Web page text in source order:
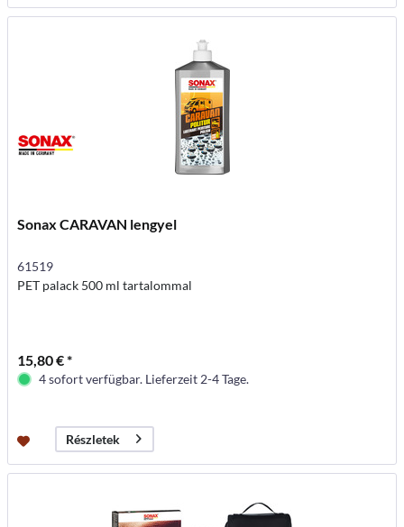
Sonax CARAVAN lengyel
61519
PET palack 500 ml tartalommal
15,80 € *
4 sofort verfügbar. Lieferzeit 2-4 Tage.
Részletek